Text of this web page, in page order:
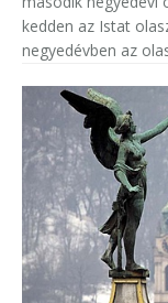
kedden az Istat olasz
negyedévben az